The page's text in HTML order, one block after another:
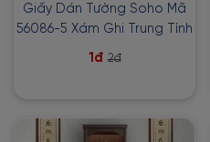
Giấy Dán Tường Soho Mã
56086-5 Xám Ghi Trung Tính
1đ 2đ